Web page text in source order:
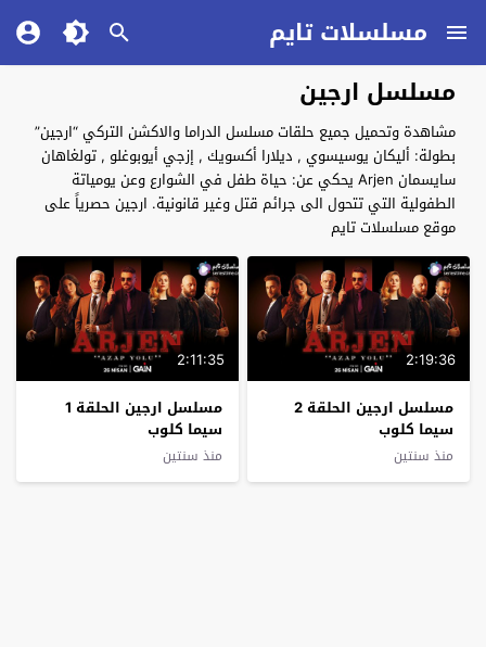
مسلسلات تايم
مسلسل ارجين
مشاهدة وتحميل جميع حلقات مسلسل الدراما والاكشن التركي “ارجين”
بطولة: أليكان يوسيسوي , ديلارا أكسويك , إزجي أيوبوغلو , تولغاهان
سايسمان Arjen يحكي عن: حياة طفل في الشوارع وعن يومياتة
الطفولية التي تتحول الى جرائم قتل وغير قانونية. ارجين حصرياً على
موقع مسلسلات تايم
2:19:36
مسلسل ارجين الحلقة 2
سيما كلوب
منذ سنتين
2:11:35
مسلسل ارجين الحلقة 1
سيما كلوب
منذ سنتين